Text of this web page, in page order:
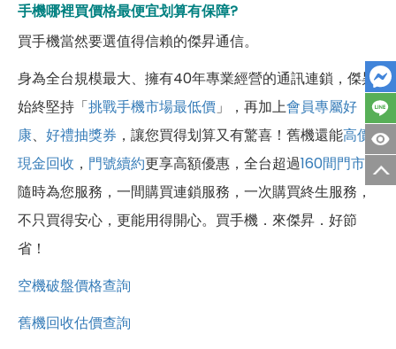
手機哪裡買價格最便宜划算有保障?
買手機當然要選值得信賴的傑昇通信。
身為全台規模最大、擁有40年專業經營的通訊連鎖，傑昇
始終堅持「挑戰手機市場最低價 」，再加上會員專屬好
康、 好禮抽獎券 ，讓您買得划算又有驚喜！舊機還能高價
現金回收 ， 門號續約更享高額優惠，全台超過160間門市
隨時為您服務，一間購買連鎖服務，一次購買終生服務，
不只買得安心，更能用得開心。買手機．來傑昇．好節
省！
空機破盤價格查詢
舊機回收估價查詢